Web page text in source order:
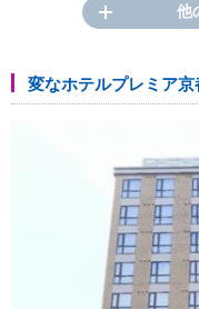
他
変なホテルプレミア